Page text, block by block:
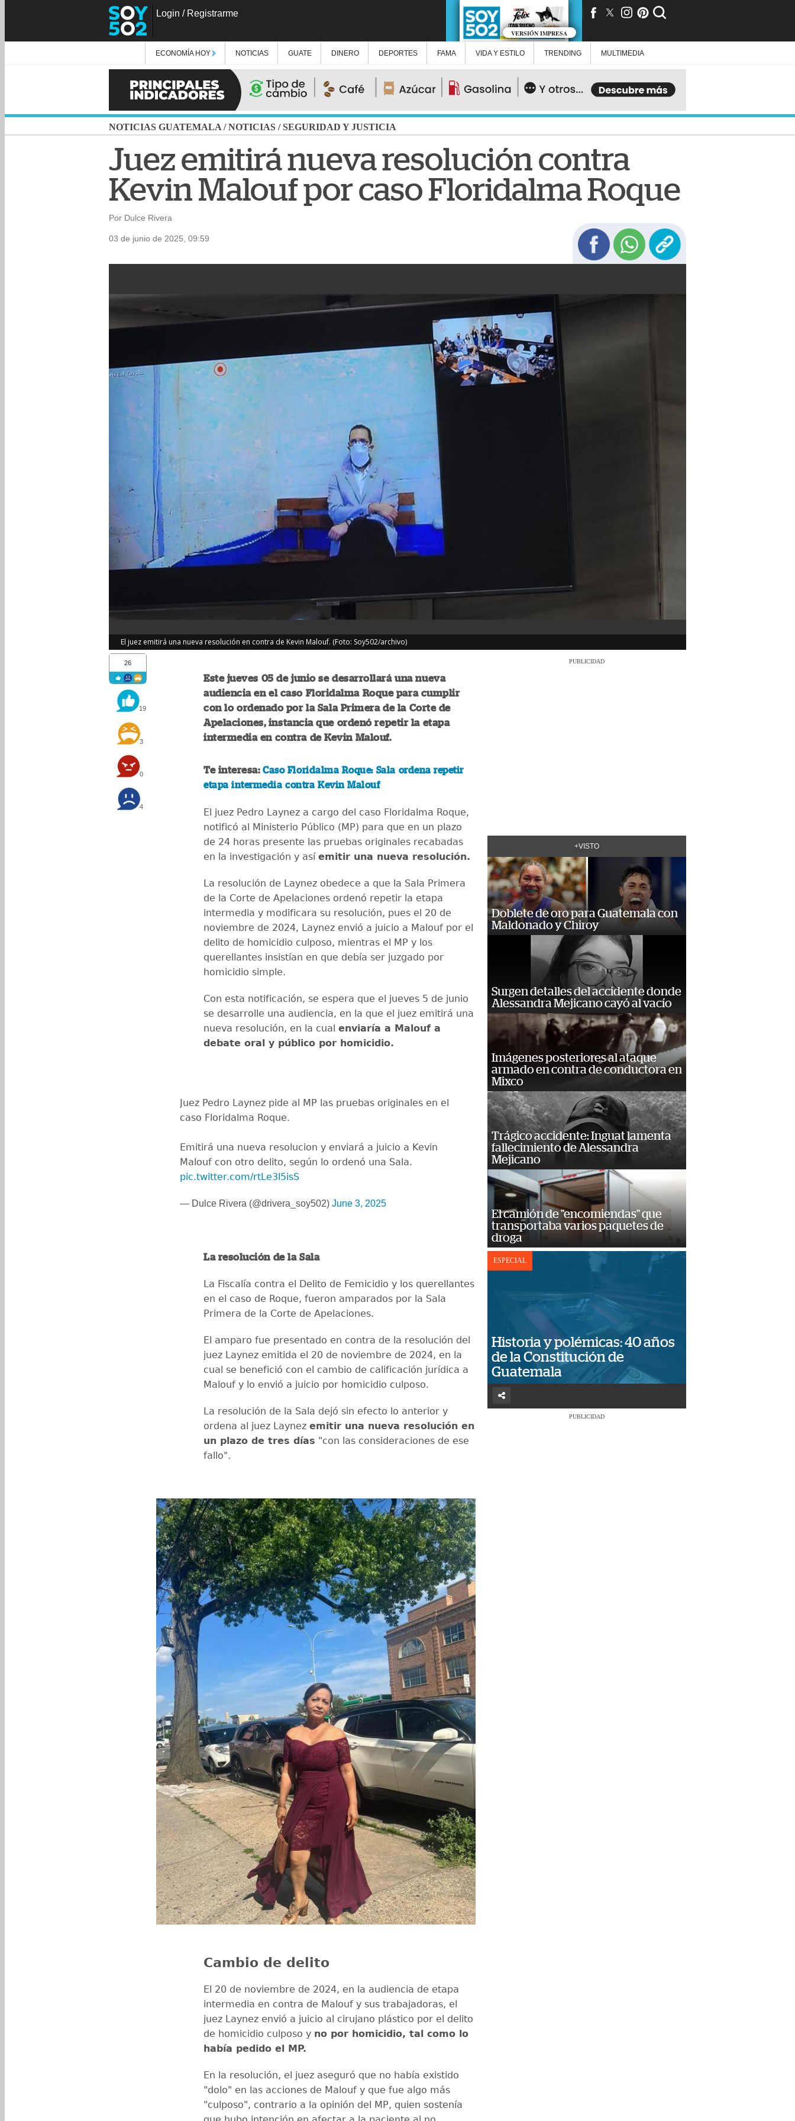
Login / Registrarme
VERSIÓN IMPRESA
ECONOMÍA HOY NOTICIAS GUATE DINERO DEPORTES FAMA VIDA Y ESTILO TRENDING MULTIMEDIA
NOTICIAS GUATEMALA /NOTICIAS /SEGURIDAD Y JUSTICIA
Juez emitirá nueva resolución contra
Kevin Malouf por caso Floridalma Roque
Por Dulce Rivera
03 de junio de 2025, 09:59
El juez emitirá una nueva resolución en contra de Kevin Malouf. (Foto: Soy502/archivo)
26
19
3
0
4
Este jueves 05 de junio se desarrollará una nueva
audiencia en el caso Floridalma Roque para cumplir
con lo ordenado por la Sala Primera de la Corte de
Apelaciones, instancia que ordenó repetir la etapa
intermedia en contra de Kevin Malouf.
Te interesa:Caso Floridalma Roque: Sala ordena repetir
etapa intermedia contra Kevin Malouf
El juez Pedro Laynez a cargo del caso Floridalma Roque,
notificó al Ministerio Público (MP) para que en un plazo
de 24 horas presente las pruebas originales recabadas
en la investigación y así emitir una nueva resolución.
La resolución de Laynez obedece a que la Sala Primera
de la Corte de Apelaciones ordenó repetir la etapa
intermedia y modificara su resolución, pues el 20 de
noviembre de 2024, Laynez envió a juicio a Malouf por el
delito de homicidio culposo, mientras el MP y los
querellantes insistían en que debía ser juzgado por
homicidio simple.
Con esta notificación, se espera que el jueves 5 de junio
se desarrolle una audiencia, en la que el juez emitirá una
nueva resolución, en la cual enviaría a Malouf a
debate oral y público por homicidio.
Juez Pedro Laynez pide al MP las pruebas originales en el
caso Floridalma Roque.
Emitirá una nueva resolucion y enviará a juicio a Kevin
Malouf con otro delito, según lo ordenó una Sala.
pic.twitter.com/rtLe3l5isS
— Dulce Rivera (@drivera_soy502) June 3, 2025
La resolución de la Sala
La Fiscalía contra el Delito de Femicidio y los querellantes
en el caso de Roque, fueron amparados por la Sala
Primera de la Corte de Apelaciones.
El amparo fue presentado en contra de la resolución del
juez Laynez emitida el 20 de noviembre de 2024, en la
cual se benefició con el cambio de calificación jurídica a
Malouf y lo envió a juicio por homicidio culposo.
La resolución de la Sala dejó sin efecto lo anterior y
ordena al juez Laynez emitir una nueva resolución en
un plazo de tres días "con las consideraciones de ese
fallo".
Cambio de delito
El 20 de noviembre de 2024, en la audiencia de etapa
intermedia en contra de Malouf y sus trabajadoras, el
juez Laynez envió a juicio al cirujano plástico por el delito
de homicidio culposo y no por homicidio, tal como lo
había pedido el MP.
En la resolución, el juez aseguró que no había existido
"dolo" en las acciones de Malouf y que fue algo más
"culposo", contrario a la opinión del MP, quien sostenía
PUBLICIDAD
+VISTO
Doblete de oro para Guatemala con
Maldonado y Chiroy
Surgen detalles del accidente donde
Alessandra Mejicano cayó al vacío
Imágenes posteriores al ataque
armado en contra de conductora en
Mixco
Trágico accidente: Inguat lamenta
fallecimiento de Alessandra
Mejicano
El camión de "encomiendas" que
transportaba varios paquetes de
droga
ESPECIAL
Historia y polémicas: 40 años
de la Constitución de
Guatemala
PUBLICIDAD